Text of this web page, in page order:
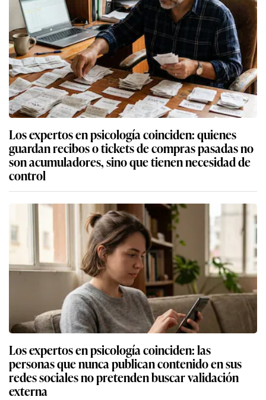
Los expertos en psicología coinciden: quienes
guardan recibos o tickets de compras pasadas no
son acumuladores, sino que tienen necesidad de
control
Los expertos en psicología coinciden: las
personas que nunca publican contenido en sus
redes sociales no pretenden buscar validación
externa